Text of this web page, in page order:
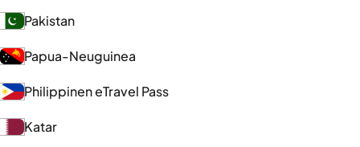
Pakistan
Papua-Neuguinea
Philippinen eTravel Pass
Katar